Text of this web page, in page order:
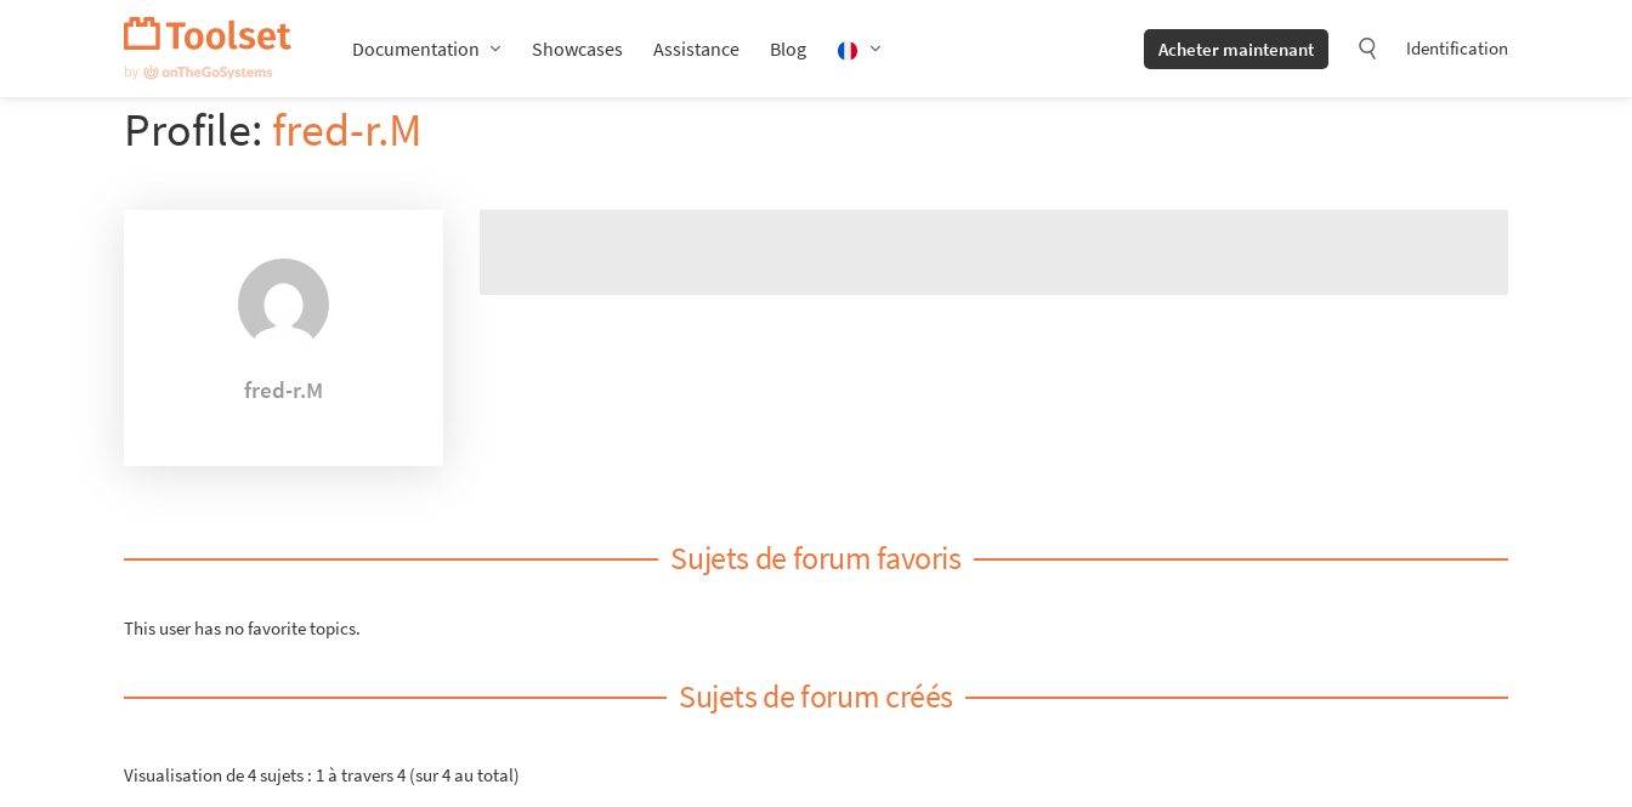
Documentation Showcases Assistance Blog Acheter maintenant Identification
Profile: fred-r.M
fred-r.M
Sujets de forum favoris
This user has no favorite topics.
Sujets de forum créés
Visualisation de 4 sujets : 1 à travers 4 (sur 4 au total)